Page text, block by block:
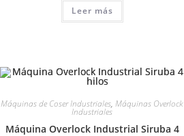
Leer más
Máquinas de Coser Industriales,Máquinas Overlock
Industriales
Máquina Overlock Industrial Siruba 4